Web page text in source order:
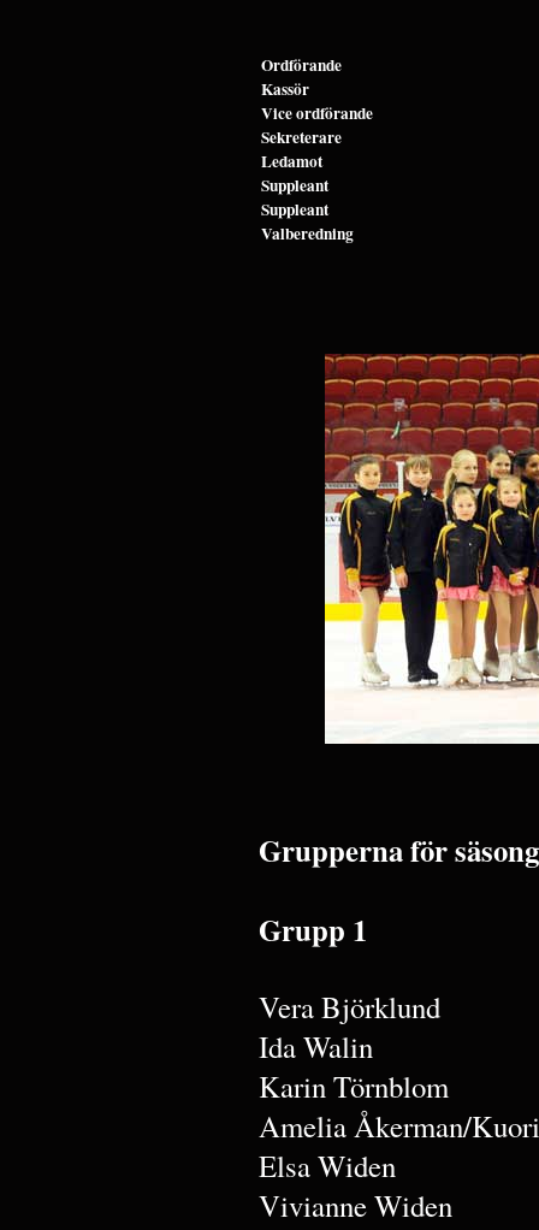
Ordförande
Kassör
Vice ordförande
Sekreterare
Ledamot
Suppleant
Suppleant
Valberedning
Grupperna för
Grupp 1
Vera Björklund
Ida Walin
Karin Törnblom
Amelia Åkerman/
Elsa Widen
Vivianne Widen